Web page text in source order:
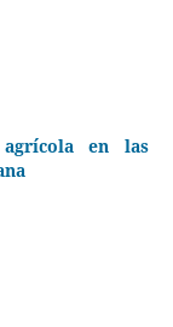
en las